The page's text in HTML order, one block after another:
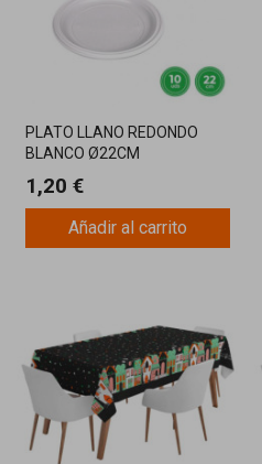
PLATO LLANO REDONDO
BLANCO Ø22CM
1,20 €
Añadir al carrito